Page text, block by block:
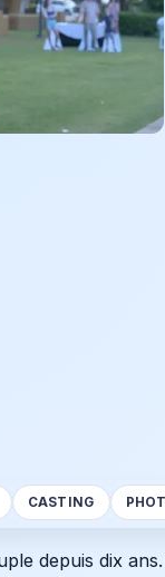
CASTING
depuis dix